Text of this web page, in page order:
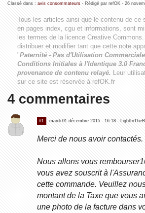
Classé dans : avis consommateurs- Rédigé par refOK - 26
Tous les articles ainsi que le contenu de ce
en pages index, cgu et informations, sont
les termes de la licence Creative Commons
distribuer et modifier tant que cette note
"Paternité - Pas d'Utilisation
Conditions Initiales à l'Identique 3.0
provenance de contenu relayé. Leur
sur ce site est réservée à refOK.fr
4 commentaires
#1 mardi 01 décembre 2015 - 16:18-
Merci de nous avoir contactés.
Nous allons vous
vous avez souscrit à
cette commande. Veuillez
montant de la Taxe que vous
une photo de la facture dans